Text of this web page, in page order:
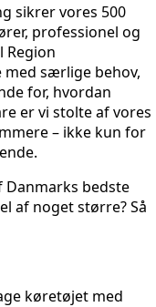
sikrer vores 500
professionel og
med særlige behov,
for, hvordan
er vi stolte af vores
– ikke kun for
Danmarks bedste
af noget større? Så
køretøjet med